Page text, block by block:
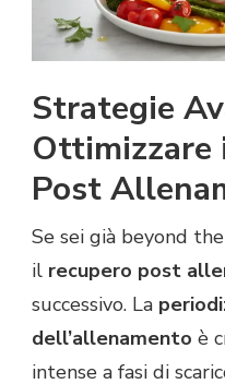
Strategie
Ottimizzare
Post
Se sei già beyond
il recupero post
successivo. La
dell’allenamento è
intense a fasi di